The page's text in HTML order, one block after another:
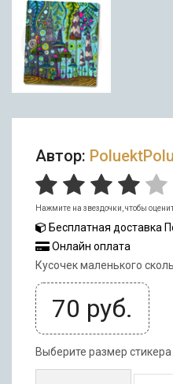
Автор:
Нажмите на звездочки, чтобы
Бесплатная доставка
Онлайн оплата
Кусочек маленького
70 руб.
Выберите размер стикера